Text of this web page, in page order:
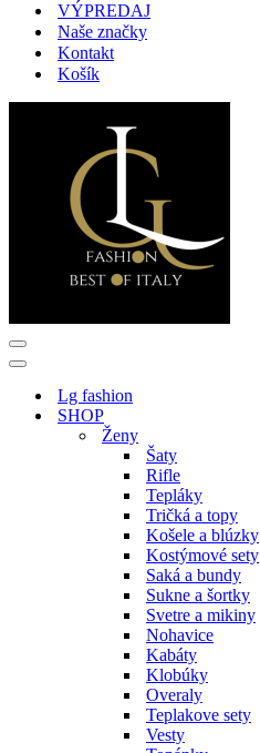
VÝPREDAJ
Naše značky
Kontakt
Košík
Menu
navigácie
Menu
navigácieLg fashion
SHOP
Ženy
Šaty
Rifle
Tepláky
Tričká a topy
Košele a blúzky
Kostýmové sety
Saká a bundy
Sukne a šortky
Svetre a mikiny
Nohavice
Kabáty
Klobúky
Overaly
Teplakove sety
Vesty